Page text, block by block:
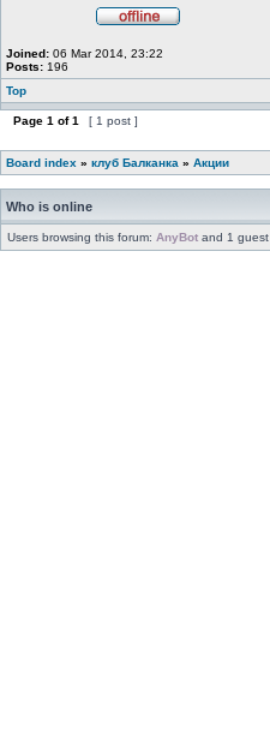
Joined: 06 Mar 2014, 23:22
Posts: 196
Top
Page 1 of1 [ 1 post ]
Board index » клуб Балканка » Акции
Who is online
Users browsing this forum: AnyBot and 1 guest